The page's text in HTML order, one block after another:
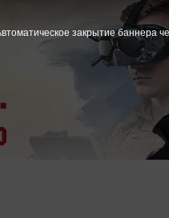
закрытие баннера